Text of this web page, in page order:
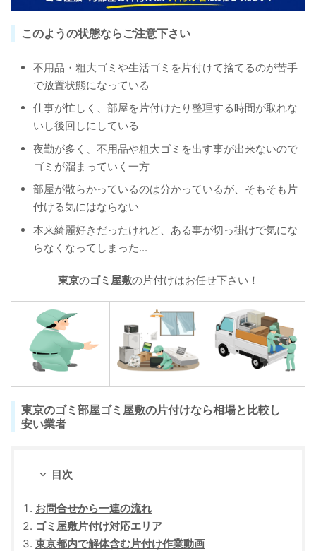
このようの状態ならご注意下さい
不用品・粗大ゴミや生活ゴミを片付けて捨てるのが苦手
で放置状態になっている
仕事が忙しく、部屋を片付けたり整理する時間が取れな
いし後回しにしている
夜勤が多く、不用品や粗大ゴミを出す事が出来ないので
ゴミが溜まっていく一方
部屋が散らかっているのは分かっているが、そもそも片
付ける気にはならない
本来綺麗好きだったけれど、ある事が切っ掛けで気にな
らなくなってしまった...
東京のゴミ屋敷の片付けはお任せ下さい！
東京のゴミ部屋ゴミ屋敷の片付けなら相場と比較し
安い業者
目次
お問合せから一連の流れ
ゴミ屋敷片付け対応エリア
東京都内で解体含む片付け作業動画